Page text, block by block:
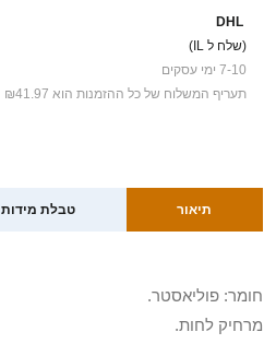
DHL
(שלח ל IL)
7-10 ימי עסקים
תעריף המשלוח של כל ההזמנות הוא ₪41.97
תיאור טבלת מידות
חומר: פוליאסטר.
מרחיק לחות.